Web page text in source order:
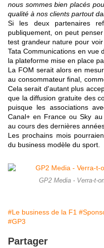
nous sommes bien placés
qualité à nos clients partout
Si les deux partenaires
publiquement, on peut
test grandeur nature pour
Tata Communications en vue
la plateforme mise en place
La FOM serait alors en
au consommateur final,
Cela serait d'autant plus
que la diffusion gratuite des
puisque les associations
Canal+ en France ou Sky
au cours des dernières
Les prochains mois
du business modèle du sport.
GP2 Media - Verra-t-
#Le business de la F1
#GP3
Partager